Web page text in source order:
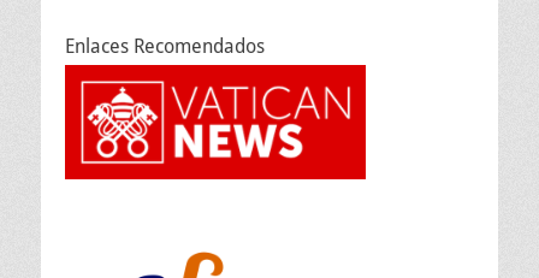
Enlaces Recomendados